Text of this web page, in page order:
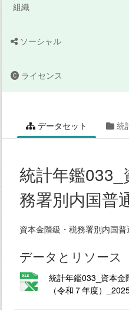
組織
ソーシャル
ライセンス
データセット 統
統計年鑑
務署別内国普
資本金階級・税務署別内国普
データとリソース
統計年鑑033_資本金
（令和７年度）